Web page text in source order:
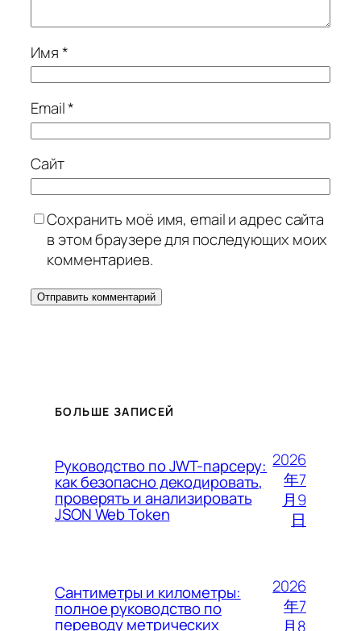
Имя*
Email*
Сайт
Сохранить моё имя, email и адрес сайта
в этом браузере для последующих моих
комментариев.
БОЛЬШЕ ЗАПИСЕЙ
Руководство по JWT-парсеру:
как безопасно декодировать,
проверять и анализировать
JSON Web Token
2026
年7
月9
日
Сантиметры и километры:
полное руководство по
переводу метрических
2026
年7
月8